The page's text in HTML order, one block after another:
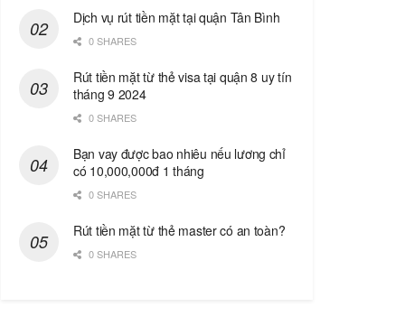
Dịch vụ rút tiền mặt tại quận Tân Bình
0 SHARES
Rút tiền mặt từ thẻ visa tại quận 8 uy tín
tháng 9 2024
0 SHARES
Bạn vay được bao nhiêu nếu lương chỉ
có 10,000,000đ 1 tháng
0 SHARES
Rút tiền mặt từ thẻ master có an toàn?
0 SHARES